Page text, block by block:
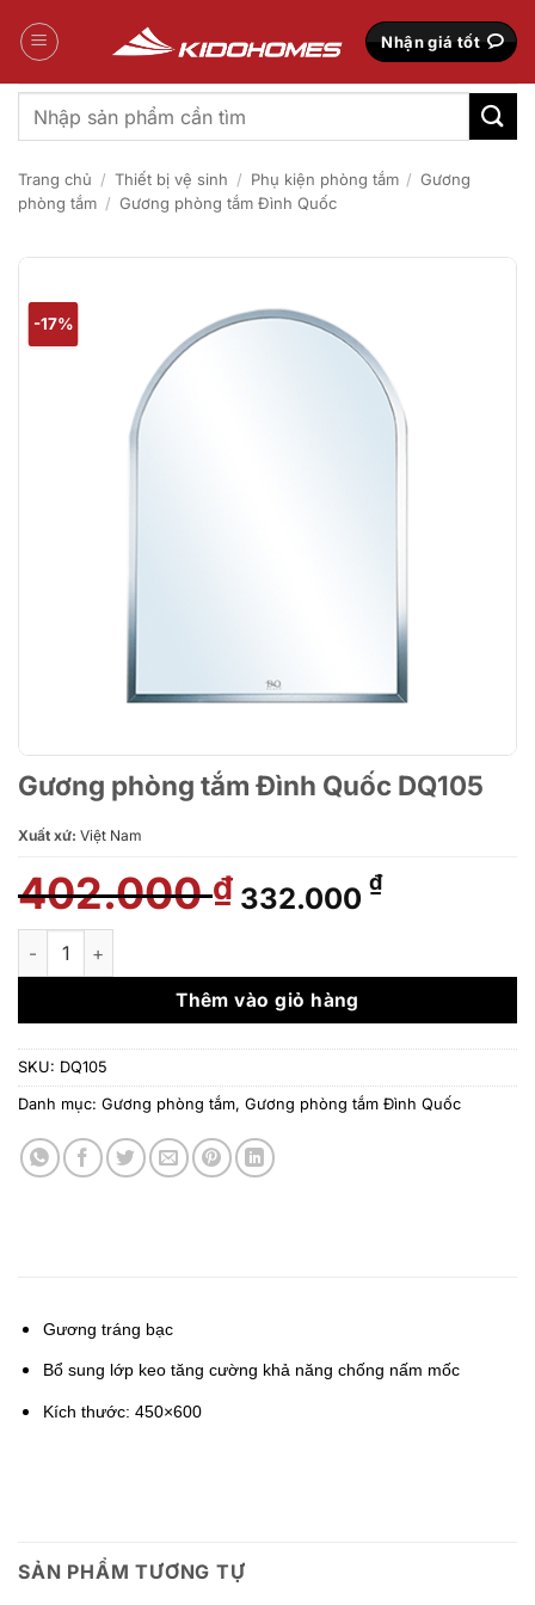
qua
Nhận giá tốt
Tìm
kiếm:
Trang chủ / Thiết bị vệ sinh / Phụ kiện phòng tắm / Gương
phòng tắm / Gương phòng tắm Đình Quốc
-17%
Gương phòng tắm Đình Quốc DQ105
Xuất xứ: Việt Nam
402.000₫ Giá
gốc
402.000 ₫.
332.000 ₫Giá
là:
Gương phòng tắm Đình Quốc DQ105 số lượng
Thêm vào giỏ hàng
SKU: DQ105
Danh mục: Gương phòng tắm, Gương phòng tắm Đình Quốc
Gương tráng bạc
Bổ sung lớp keo tăng cường khả năng chống nấm mốc
Kích thước: 450×600
SẢN PHẨM TƯƠNG TỰ